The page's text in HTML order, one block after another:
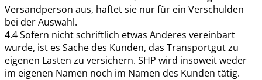
Versandperson aus, haftet sie nur für ein Verschulden
bei der Auswahl.
4.4 Sofern nicht schriftlich etwas Anderes vereinbart
wurde, ist es Sache des Kunden, das Transportgut zu
eigenen Lasten zu versichern. SHP wird insoweit weder
im eigenen Namen noch im Namen des Kunden tätig.